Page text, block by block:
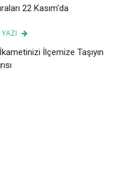
22 Kasım'da
YAZI
İlçemize Taşıyın